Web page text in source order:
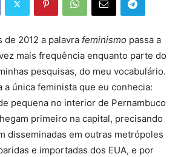
de 2012 a palavra feminismo passa a
mais frequência enquanto parte do
pesquisas, do meu vocabulário.
a única feminista que eu conhecia:
pequena no interior de Pernambuco
primeiro na capital, precisando
disseminadas em outras metrópoles
e importadas dos EUA, e por